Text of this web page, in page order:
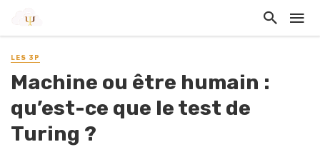
LES 3P
Machine ou être humain :
qu’est-ce que le test de
Turing ?